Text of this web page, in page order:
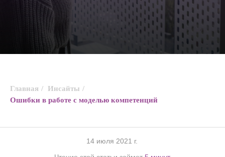
Главная / Инсайты /
Ошибки в работе с моделью компетенций
14 июля 2021 г.